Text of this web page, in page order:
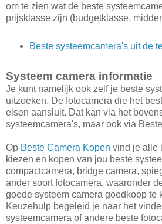
om te zien wat de beste
prijsklasse zijn (budgetklasse,
Beste systeemcamera's uit de
Systeem camera informatie
Je kunt namelijk ook zelf je beste
uitzoeken. De fotocamera die het
eisen aansluit. Dat kan via het
systeemcamera's, maar ook via
Op Beste Camera Kopen vind je alle
kiezen en kopen van jou beste
compactcamera, bridge camera,
ander soort fotocamera, waaronder
goede systeem camera goedkoop te
Keuzehulp begeleid je naar het
systeemcamera of andere beste